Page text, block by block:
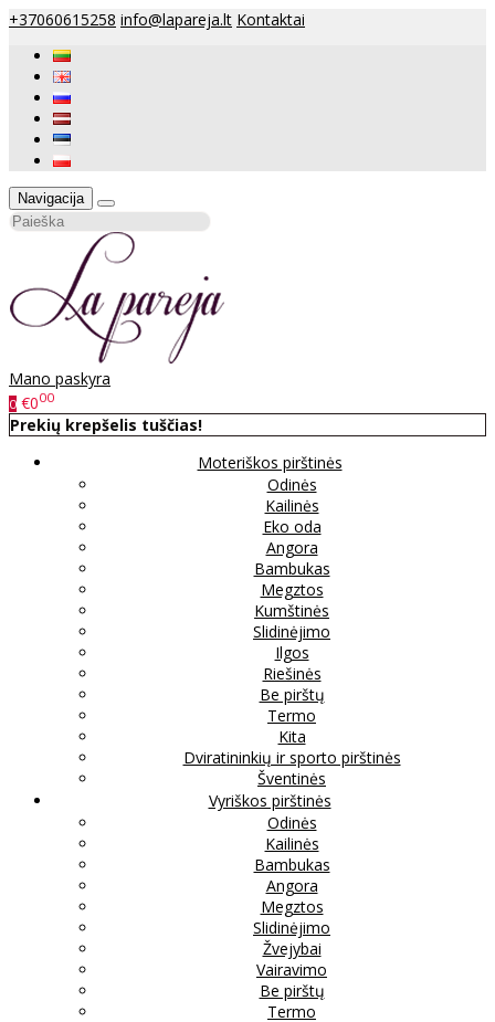
+37060615258 info@lapareja.lt Kontaktai
Navigacija
Mano paskyra
0 €000
Prekių krepšelis tuščias!
Moteriškos pirštinės
Odinės
Kailinės
Eko oda
Angora
Bambukas
Megztos
Kumštinės
Slidinėjimo
Ilgos
Riešinės
Be pirštų
Termo
Kita
Dviratininkių ir sporto pirštinės
Šventinės
Vyriškos pirštinės
Odinės
Kailinės
Bambukas
Angora
Megztos
Slidinėjimo
Žvejybai
Vairavimo
Be pirštų
Termo